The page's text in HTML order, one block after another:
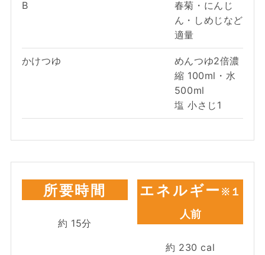
B
春菊・にんじ
ん・しめじなど
適量
かけつゆ
めんつゆ2倍濃
縮 100ml・水
500ml
塩 小さじ1
所要時間
約 15分
エネルギー ※１
人前
約 230 cal